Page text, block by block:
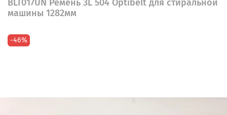
BLT017UN Ремень 3L 504 Optibelt для стиральной
машины 1282мм
-46%